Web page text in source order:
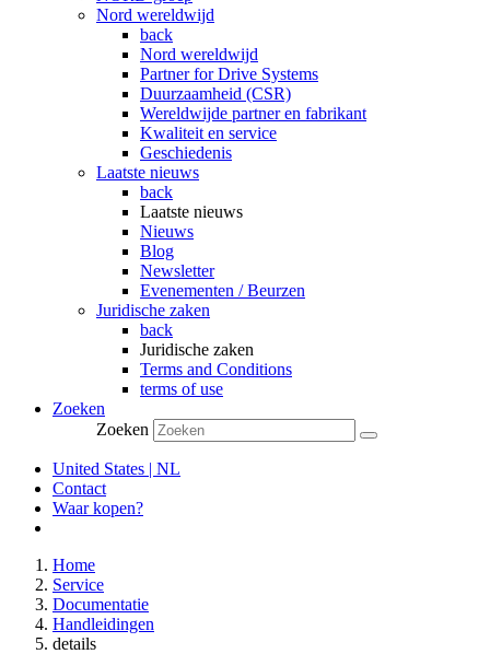
Nord wereldwijd
back
Nord wereldwijd
Partner for Drive Systems
Duurzaamheid (CSR)
Wereldwijde partner en fabrikant
Kwaliteit en service
Geschiedenis
Laatste nieuws
back
Laatste nieuws
Nieuws
Blog
Newsletter
Evenementen / Beurzen
Juridische zaken
back
Juridische zaken
Terms and Conditions
terms of use
Zoeken
Zoeken
United States | NL
Contact
Waar kopen?
Home
Service
Documentatie
Handleidingen
details